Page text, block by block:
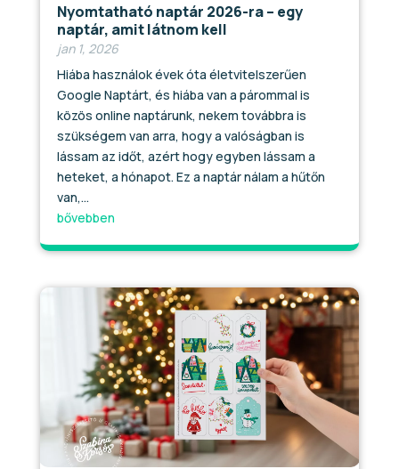
Nyomtatható naptár 2026-ra – egy
naptár, amit látnom kell
jan 1, 2026
Hiába használok évek óta életvitelszerűen
Google Naptárt, és hiába van a párommal is
közös online naptárunk, nekem továbbra is
szükségem van arra, hogy a valóságban is
lássam az időt, azért hogy egyben lássam a
heteket, a hónapot. Ez a naptár nálam a hűtőn
van,...
bővebben